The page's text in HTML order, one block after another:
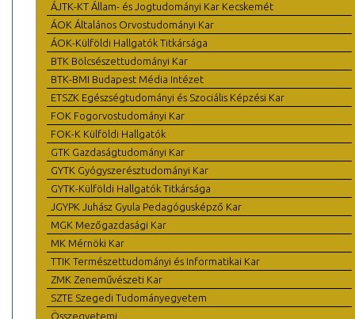
ÁJTK-KT Állam- és Jogtudományi Kar Kecskemét
ÁOK Általános Orvostudományi Kar
ÁOK-Külföldi Hallgatók Titkársága
BTK Bölcsészettudományi Kar
BTK-BMI Budapest Média Intézet
ETSZK Egészségtudományi és Szociális Képzési Kar
FOK Fogorvostudományi Kar
FOK-K Külföldi Hallgatók
GTK Gazdaságtudományi Kar
GYTK Gyógyszerésztudományi Kar
GYTK-Külföldi Hallgatók Titkársága
JGYPK Juhász Gyula Pedagógusképző Kar
MGK Mezőgazdasági Kar
MK Mérnöki Kar
TTIK Természettudományi és Informatikai Kar
ZMK Zeneművészeti Kar
SZTE Szegedi Tudományegyetem
Összegyetemi